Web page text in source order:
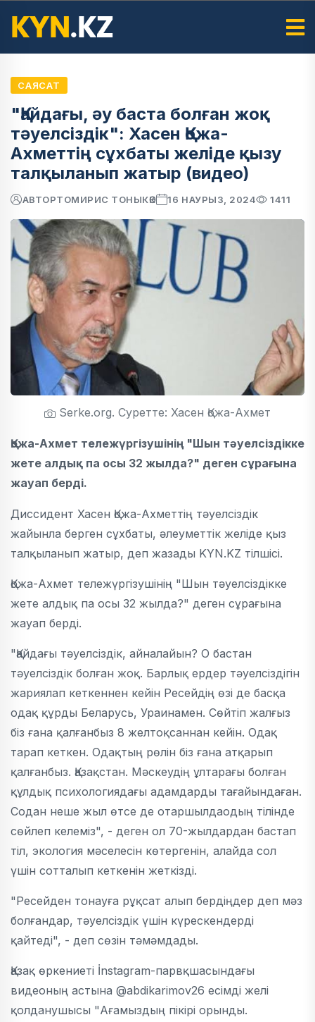
САЯСАТ
"Қайдағы, әу баста болған жоқ
тәуелсіздік": Хасен Қожа-
Ахметтің сұхбаты желіде қызу
талқыланып жатыр (видео)
АВТОРТОМИРИС ТОНЫКӨК 16 НАУРЫЗ, 2024 1411
Serke.org. Суретте: Хасен Қожа-Ахмет
Қожа-Ахмет тележүргізушінің "Шын тәуелсіздікке
жете алдық па осы 32 жылда?" деген сұрағына
жауап берді.
Диссидент Хасен Қожа-Ахметтің тәуелсіздік
жайынла берген сұхбаты, әлеуметтік желіде қыз
талқыланып жатыр, деп жазады KYN.KZ тілшісі.
Қожа-Ахмет тележүргізушінің "Шын тәуелсіздікке
жете алдық па осы 32 жылда?" деген сұрағына
жауап берді.
"Қайдағы тәуелсіздік, айналайын? О бастан
тәуелсіздік болған жоқ. Барлық ердер тәуелсіздігін
жариялап кеткеннен кейін Ресейдің өзі де басқа
одақ құрды Беларусь, Ураинамен. Сөйтіп жалғыз
біз ғана қалғанбыз 8 желтоқсаннан кейін. Одақ
тарап кеткен. Одақтың рөлін біз ғана атқарып
қалғанбыз. Қазақстан. Мәскеудің ұлтарағы болған
құлдық психологиядағы адамдарды тағайындаған.
Содан неше жыл өтсе де отаршылдаодың тілінде
сөйлеп келеміз", - деген ол 70-жылдардан бастап
тіл, экология мәселесін көтергенін, алайда сол
үшін сотталып кеткенін жеткізді.
"Ресейден тонауға рұқсат алып бердіңдер деп мәз
болғандар, тәуелсіздік үшін күрескендерді
қайтеді", - деп сөзін тәмәмдады.
Қазақ өркениеті İnstagram-парвқшасындағы
видеоның астына @abdikarimov26 есімді желі
қолданушысы "Ағамыздың пікірі орынды.